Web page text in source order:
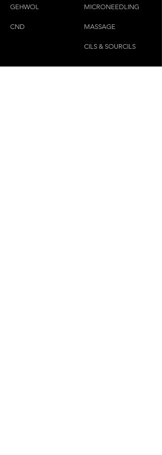
GEHWOL
CND
MICRONEEDLING
MASSAGE
CILS & SOURCILS